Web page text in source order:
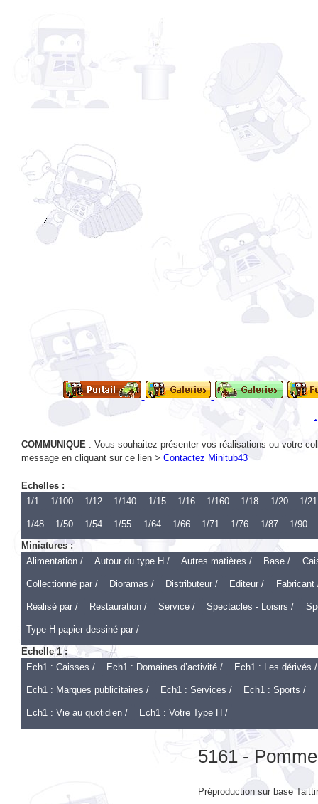
COMMUNIQUE
: Vous souhaitez présenter vos réalisations ou votre
Contactez Minitub43
Echelles :
1/1
1/48 1/50 1/54 1/55 1/64 1/66 1/71 1/76 1/87
1/90
Miniatures :
Alimentation /
Autour du type H / Autres matières / Base /
Collectionné par / Dioramas / Distributeur / Editeur / Fabricant
Réalisé par / Restauration / Service / Spectacles - Loisirs /
Type H papier dessiné par /
Echelle 1 :
Ech1 : Caisses /
Ech1 : Domaines d’activité / Ech1 : Les dérivés /
Ech1 : Marques publicitaires / Ech1 : Services / Ech1 : Sports /
Ech1 : Vie au quotidien / Ech1 : Votre Type H /
5161 -
Préproduction sur base